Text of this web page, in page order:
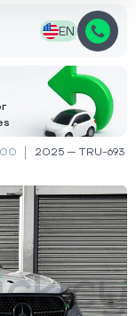
EN
2025 — TRU-693